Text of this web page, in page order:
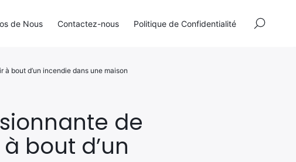
de
bout d’un
bout d’un incendie dans une maison
de Nous Contactez-nous Politique de Confidentialité